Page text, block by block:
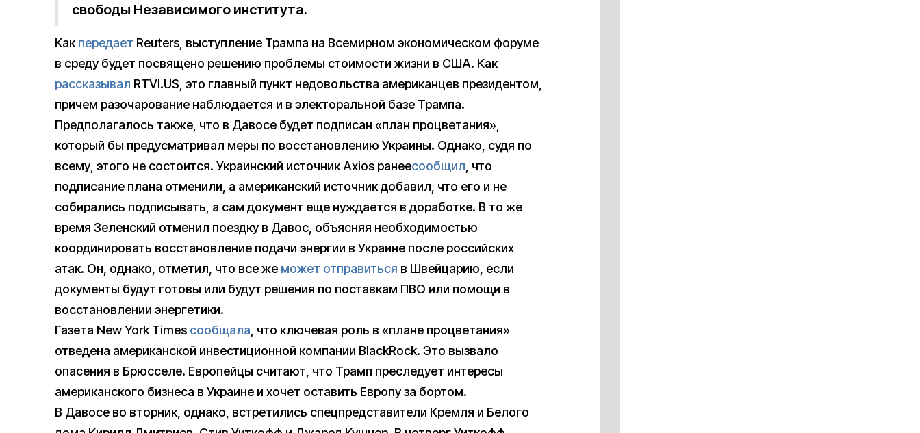
свободы Независимого института.
Какпередает Reuters, выступление Трампа на Всемирном экономическом форуме
в среду будет посвящено решению проблемы стоимости жизни в США. Как
рассказывал RTVI.US, это главный пункт недовольства американцев президентом,
причем разочарование наблюдается и в электоральной базе Трампа.
Предполагалось также, что в Давосе будет подписан «план процветания»,
который бы предусматривал меры по восстановлению Украины. Однако, судя по
всему, этого не состоится. Украинский источник Axios ранеесообщил , что
подписание плана отменили, а американский источник добавил, что его и не
собирались подписывать, а сам документ еще нуждается в доработке. В то же
время Зеленский отменил поездку в Давос, объясняя необходимостью
координировать восстановление подачи энергии в Украине после российских
атак. Он, однако, отметил, что все же может отправиться в Швейцарию, если
документы будут готовы или будут решения по поставкам ПВО или помощи в
восстановлении энергетики.
Газета New York Times сообщала , что ключевая роль в «плане процветания»
отведена американской инвестиционной компании BlackRock. Это вызвало
опасения в Брюсселе. Европейцы считают, что Трамп преследует интересы
американского бизнеса в Украине и хочет оставить Европу за бортом.
В Давосе во вторник, однако, встретились спецпредставители Кремля и Белого